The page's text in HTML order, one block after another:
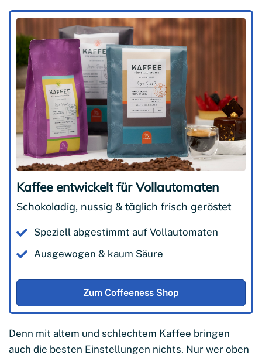
Kaffee entwickelt für Vollautomaten
Schokoladig, nussig & täglich frisch geröstet
Speziell abgestimmt auf Vollautomaten
Ausgewogen & kaum Säure
Zum Coffeeness Shop
Denn mit altem und schlechtem Kaffee bringen
auch die besten Einstellungen nichts. Nur wer oben